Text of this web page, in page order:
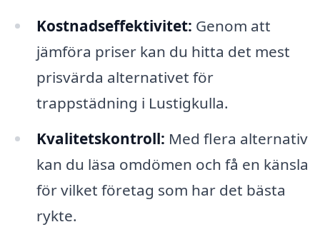
Kostnadseffektivitet: Genom att
jämföra priser kan du hitta det mest
prisvärda alternativet för
trappstädning i Lustigkulla.
Kvalitetskontroll: Med flera alternativ
kan du läsa omdömen och få en känsla
för vilket företag som har det bästa
rykte.